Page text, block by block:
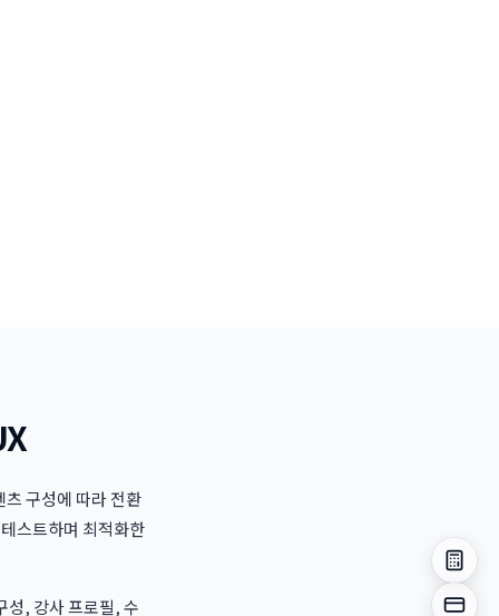
구성에 따라 전환
스트하며 최적화한
성, 강사 프로필, 수